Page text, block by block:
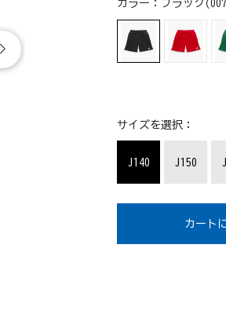
カラー： ブラック
サイズを選択：
J140 J150
カート